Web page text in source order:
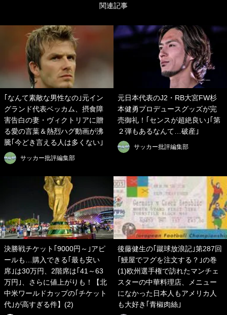
関連記事
｢なんて素敵な男性なの｣元イン
グランド代表ベッカム、摂食障
害告白の妻・ヴィクトリアに贈
る愛の言葉＆熱烈ハグ動画が沸
騰｢今どき言える人は多くない｣
サッカー批評編集部
元日本代表のJ2・RB大宮FW杉
本健勇プロデュースグッズが完
売御礼！｢センスが超絶良い｣｢第
２弾もあるなんて…破産｣
サッカー批評編集部
決勝戦チケット｢9000円～｣アピ
ールも…購入できる｢最も安い
席｣は30万円、2階席は｢41～63
万円｣、さらに値上がりも！【北
中米ワールドカップの｢チケット
代｣が高すぎる件】(2)
後藤健生の｢蹴球放浪記｣第287回
｢鰻屋でフグを注文する？｣の巻
(1)欧州選手権で訪れたマンチェ
スターの中華料理店、メニュー
になかった日本人もアメリカ人
も大好き｢青椒肉絲｣